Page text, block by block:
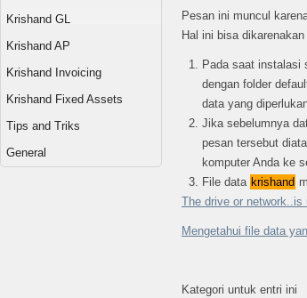
Krishand GL
Krishand AP
Krishand Invoicing
Krishand Fixed Assets
Tips and Triks
General
Pesan ini muncul
Hal ini bisa
Pada saat instalasi
dengan folder
data yang
Jika sebelumnya
pesan tersebut
komputer Anda ke
File data krishand
The drive or network..is
Mengetahui file data
Kategori untuk entri ini